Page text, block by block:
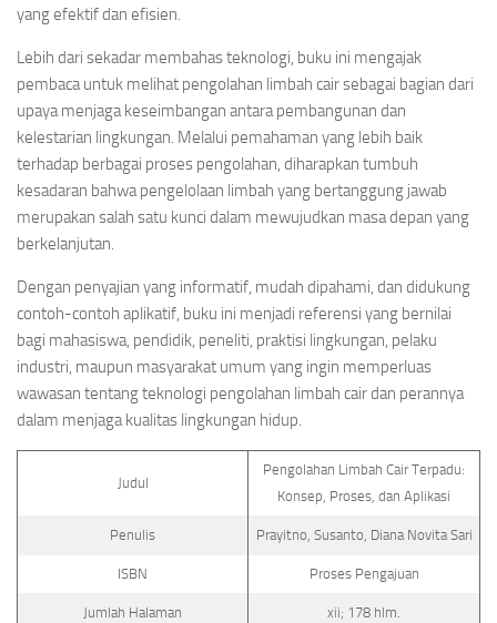
yang efektif dan efisien.
Lebih dari sekadar membahas teknologi, buku ini mengajak
pembaca untuk melihat pengolahan limbah cair sebagai bagian dari
upaya menjaga keseimbangan antara pembangunan dan
kelestarian lingkungan. Melalui pemahaman yang lebih baik
terhadap berbagai proses pengolahan, diharapkan tumbuh
kesadaran bahwa pengelolaan limbah yang bertanggung jawab
merupakan salah satu kunci dalam mewujudkan masa depan yang
berkelanjutan.
Dengan penyajian yang informatif, mudah dipahami, dan didukung
contoh-contoh aplikatif, buku ini menjadi referensi yang bernilai
bagi mahasiswa, pendidik, peneliti, praktisi lingkungan, pelaku
industri, maupun masyarakat umum yang ingin memperluas
wawasan tentang teknologi pengolahan limbah cair dan perannya
dalam menjaga kualitas lingkungan hidup.
Judul
Pengolahan Limbah Cair Terpadu:
Konsep, Proses, dan Aplikasi
Penulis Prayitno, Susanto, Diana Novita Sari
ISBN Proses Pengajuan
Jumlah Halaman xii; 178 hlm.